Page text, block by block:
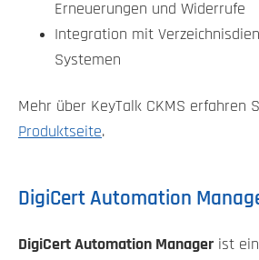
Erneuerungen und Widerrufe
Integration mit
Systemen
Mehr über KeyTalk CKMS erfahren
Produktseite.
DigiCert Automation
DigiCert Automation Manager ist